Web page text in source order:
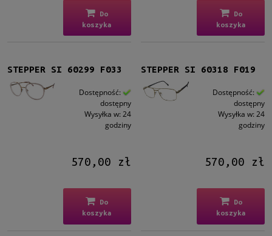
Do
koszyka
Do
koszyka
STEPPER SI 60299 F033
Dostępność:
dostępny
Wysyłka w: 24
godziny
570,00 zł
Do
koszyka
STEPPER SI 60318 F019
Dostępność:
dostępny
Wysyłka w: 24
godziny
570,00 zł
Do
koszyka